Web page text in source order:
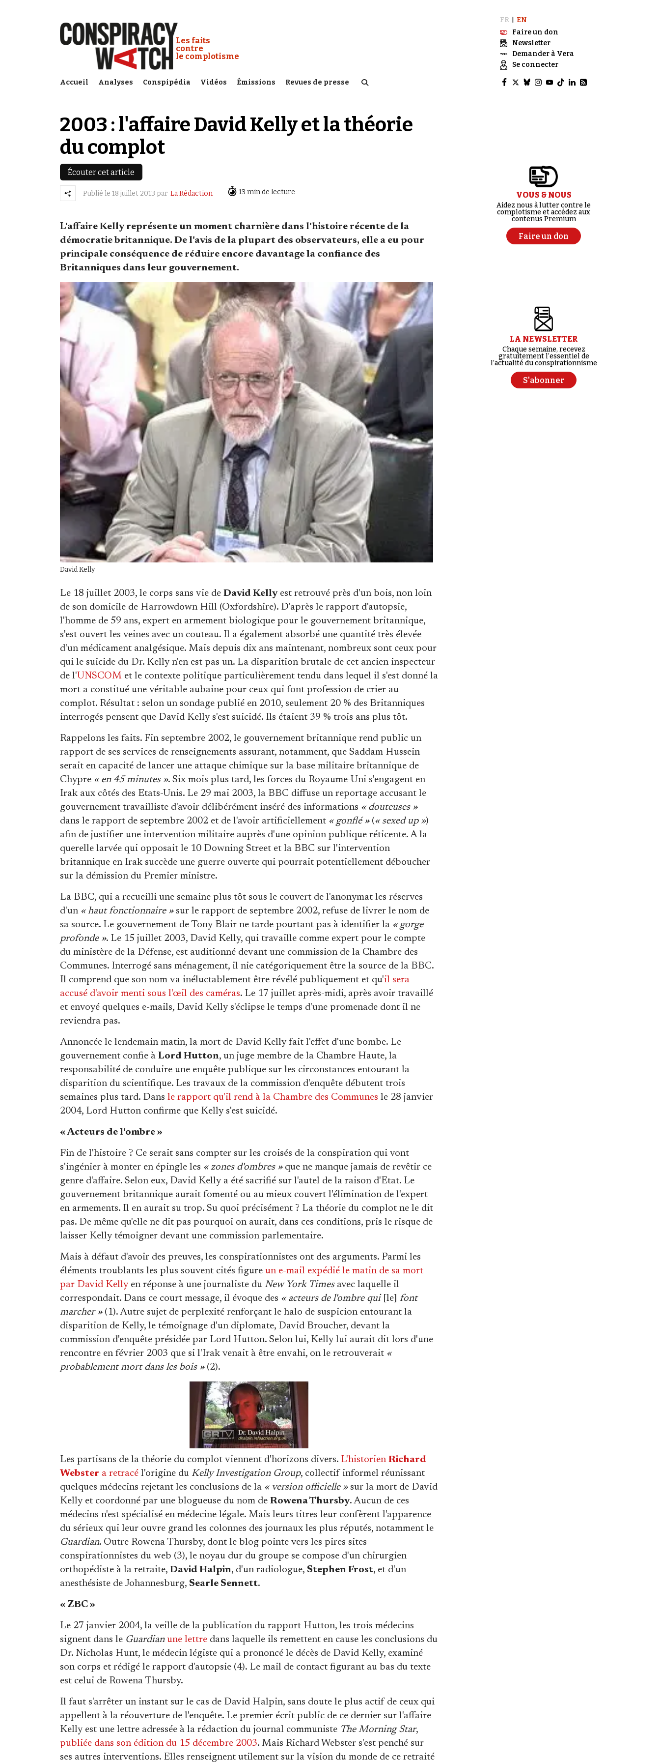
Conspiracy Watch :
Les faits
contre
le complotisme
Accueil Analyses Conspipédia Vidéos Émissions Revues de presse
FR
EN
Faire un don
Newsletter
Demander à Vera
Se connecter
2003 : l'affaire David Kelly et la théorie
du complot
Écouter cet article
Publié le 18 juillet 2013 par La Rédaction 13 min de lecture
L'affaire Kelly représente un moment charnière dans l'histoire récente de la
démocratie britannique. De l'avis de la plupart des observateurs, elle a eu pour
principale conséquence de réduire encore davantage la confiance des
Britanniques dans leur gouvernement.
David Kelly
Le 18 juillet 2003, le corps sans vie de David Kellyest retrouvé près d'un bois, non loin
de son domicile de Harrowdown Hill (Oxfordshire). D'après le rapport d'autopsie,
l'homme de 59 ans, expert en armement biologique pour le gouvernement britannique,
s'est ouvert les veines avec un couteau. Il a également absorbé une quantité très élevée
d'un médicament analgésique. Mais depuis dix ans maintenant, nombreux sont ceux pour
qui le suicide du Dr. Kelly n'en est pas un. La disparition brutale de cet ancien inspecteur
de l'UNSCOM et le contexte politique particulièrement tendu dans lequel il s'est donné la
mort a constitué une véritable aubaine pour ceux qui font profession de crier au
complot. Résultat : selon un sondage publié en 2010, seulement 20 % des Britanniques
interrogés pensent que David Kelly s'est suicidé. Ils étaient 39 % trois ans plus tôt.
Rappelons les faits. Fin septembre 2002, le gouvernement britannique rend public un
rapport de ses services de renseignements assurant, notamment, que Saddam Hussein
serait en capacité de lancer une attaque chimique sur la base militaire britannique de
Chypre « en 45 minutes ». Six mois plus tard, les forces du Royaume-Uni s'engagent en
Irak aux côtés des Etats-Unis. Le 29 mai 2003, la BBC diffuse un reportage accusant le
gouvernement travailliste d'avoir délibérément inséré des informations « douteuses »
dans le rapport de septembre 2002 et de l'avoir artificiellement « gonflé »(« sexed up »)
afin de justifier une intervention militaire auprès d'une opinion publique réticente. A la
querelle larvée qui opposait le 10 Downing Street et la BBC sur l'intervention
britannique en Irak succède une guerre ouverte qui pourrait potentiellement déboucher
sur la démission du Premier ministre.
La BBC, qui a recueilli une semaine plus tôt sous le couvert de l'anonymat les réserves
d'un « haut fonctionnaire »sur le rapport de septembre 2002, refuse de livrer le nom de
sa source. Le gouvernement de Tony Blair ne tarde pourtant pas à identifier la « gorge
profonde ». Le 15 juillet 2003, David Kelly, qui travaille comme expert pour le compte
du ministère de la Défense, est auditionné devant une commission de la Chambre des
Communes. Interrogé sans ménagement, il nie catégoriquement être la source de la BBC.
Il comprend que son nom va inéluctablement être révélé publiquement et qu'il sera
accusé d'avoir menti sous l'œil des caméras. Le 17 juillet après-midi, après avoir travaillé
et envoyé quelques e-mails, David Kelly s'éclipse le temps d'une promenade dont il ne
reviendra pas.
Annoncée le lendemain matin, la mort de David Kelly fait l'effet d'une bombe. Le
gouvernement confie à Lord Hutton, un juge membre de la Chambre Haute, la
responsabilité de conduire une enquête publique sur les circonstances entourant la
disparition du scientifique. Les travaux de la commission d'enquête débutent trois
semaines plus tard. Dans le rapport qu'il rend à la Chambre des Communes le 28 janvier
2004, Lord Hutton confirme que Kelly s'est suicidé.
« Acteurs de l'ombre »
Fin de l'histoire ? Ce serait sans compter sur les croisés de la conspiration qui vont
s'ingénier à monter en épingle les « zones d'ombres »que ne manque jamais de revêtir ce
genre d'affaire. Selon eux, David Kelly a été sacrifié sur l'autel de la raison d'Etat. Le
gouvernement britannique aurait fomenté ou au mieux couvert l'élimination de l'expert
en armements. Il en aurait su trop. Su quoi précisément ? La théorie du complot ne le dit
pas. De même qu'elle ne dit pas pourquoi on aurait, dans ces conditions, pris le risque de
laisser Kelly témoigner devant une commission parlementaire.
Mais à défaut d'avoir des preuves, les conspirationnistes ont des arguments. Parmi les
éléments troublants les plus souvent cités figure un e-mail expédié le matin de sa mort
par David Kellyen réponse à une journaliste du New York Timesavec laquelle il
correspondait. Dans ce court message, il évoque des « acteurs de l'ombre qui [le] font
marcher »(1). Autre sujet de perplexité renforçant le halo de suspicion entourant la
disparition de Kelly, le témoignage d'un diplomate, David Broucher, devant la
commission d'enquête présidée par Lord Hutton. Selon lui, Kelly lui aurait dit lors d'une
rencontre en février 2003 que si l'Irak venait à être envahi, on le retrouverait «
probablement mort dans les bois »(2).
Les partisans de la théorie du complot viennent d'horizons divers. L'historien Richard
Webster a retracé l'origine du Kelly Investigation Group, collectif informel réunissant
quelques médecins rejetant les conclusions de la « version officielle »sur la mort de David
Kelly et coordonné par une blogueuse du nom de Rowena Thursby. Aucun de ces
médecins n'est spécialisé en médecine légale. Mais leurs titres leur confèrent l'apparence
du sérieux qui leur ouvre grand les colonnes des journaux les plus réputés, notamment le
Guardian. Outre Rowena Thursby, dont le blog pointe vers les pires sites
conspirationnistes du web (3), le noyau dur du groupe se compose d'un chirurgien
orthopédiste à la retraite, David Halpin, d'un radiologue, Stephen Frost, et d'un
anesthésiste de Johannesburg, Searle Sennett.
« ZBC »
Le 27 janvier 2004, la veille de la publication du rapport Hutton, les trois médecins
signent dans le Guardian une lettre dans laquelle ils remettent en cause les conclusions du
Dr. Nicholas Hunt, le médecin légiste qui a prononcé le décès de David Kelly, examiné
son corps et rédigé le rapport d'autopsie (4). Le mail de contact figurant au bas du texte
est celui de Rowena Thursby.
Il faut s'arrêter un instant sur le cas de David Halpin, sans doute le plus actif de ceux qui
appellent à la réouverture de l'enquête. Le premier écrit public de ce dernier sur l'affaire
Kelly est une lettre adressée à la rédaction du journal communiste The Morning Star,
publiée dans son édition du 15 décembre 2003. Mais Richard Webster s'est penché sur
ses autres interventions. Elles renseignent utilement sur la vision du monde de ce retraité
VOUS & NOUS
Aidez nous à lutter contre le
complotisme et accédez aux
contenus Premium
Faire un don
LA NEWSLETTER
Chaque semaine, recevez
gratuitement l’essentiel de
l’actualité du conspirationnisme
S'abonner